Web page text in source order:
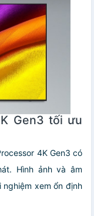
Gen3 tối ưu
4K Gen3 có
Hình ảnh và âm
xem ổn định